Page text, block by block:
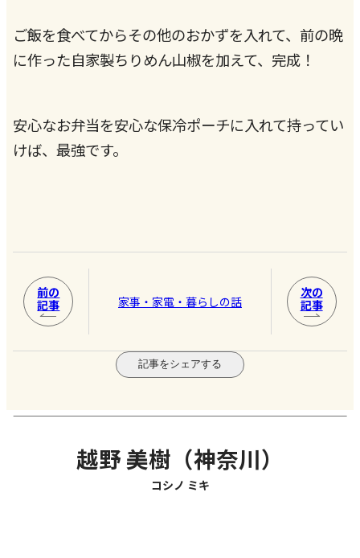
ご飯を食べてからその他のおかずを入れて、前の晩
に作った自家製ちりめん山椒を加えて、完成！
安心なお弁当を安心な保冷ポーチに入れて持ってい
けば、最強です。
前の
記事
家事・家電・暮らしの話
次の
記事
記事をシェアする
越野 美樹（神奈川）
コシノ ミキ